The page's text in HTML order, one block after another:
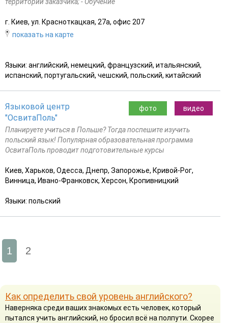
г. Киев, ул. Красноткацкая, 27а, офис 207
показать на карте
Языки: английский, немецкий, французский, итальянский,
испанский, португальский, чешский, польский, китайский
видео
фото
Языковой центр
"ОсвитаПоль"
Планируете учиться в Польше? Тогда поспешите изучить
польский язык! Популярная образовательная программа
ОсвитаПоль проводит подготовительные курсы
Киев, Харьков, Одесса, Днепр, Запорожье, Кривой-Рог,
Винница, Ивано-Франковск, Херсон, Кропивницкий
Языки: польский
1 2
Как определить свой уровень английского?
Наверняка среди ваших знакомых есть человек, который
пытался учить английский, но бросил всё на полпути. Скорее